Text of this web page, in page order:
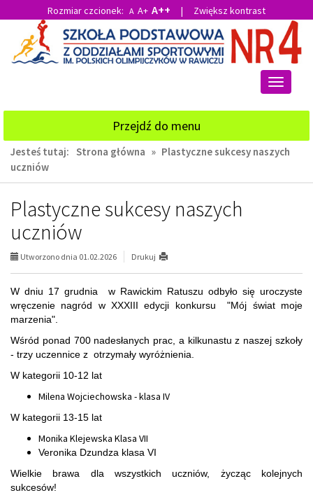
głównej
treści
wyszukiwarki
Rozmiar czcionek: A A+ A++ | Zwiększ kontrast
Przełącz
Przejdź do menu
Jesteś tutaj: Strona główna » Plastyczne sukcesy naszych
uczniów
Plastyczne sukcesy naszych
uczniów
Utworzono dnia 01.02.2026 Drukuj
W dniu 17 grudnia w Rawickim Ratuszu odbyło się uroczyste
wręczenie nagród w XXXIII edycji konkursu "Mój świat moje
marzenia".
Wśród ponad 700 nadesłanych prac, a kilkunastu z naszej szkoły
- trzy uczennice z otrzymały wyróżnienia.
W kategorii 10-12 lat
Milena Wojciechowska - klasa IV
W kategorii 13-15 lat
Monika Klejewska Klasa VII
Veronika Dzundza klasa VI
Wielkie brawa dla wszystkich uczniów, życząc kolejnych
sukcesów!